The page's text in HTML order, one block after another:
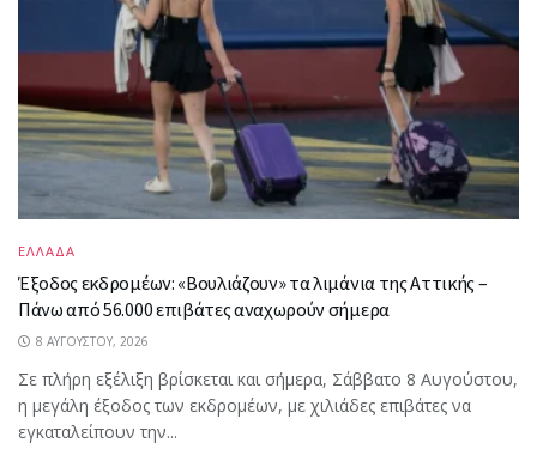
ΕΛΛΑΔΑ
Έξοδος εκδρομέων: «Βουλιάζουν» τα λιμάνια της Αττικής –
Πάνω από 56.000 επιβάτες αναχωρούν σήμερα
8 ΑΥΓΟΎΣΤΟΥ, 2026
Σε πλήρη εξέλιξη βρίσκεται και σήμερα, Σάββατο 8 Αυγούστου,
η μεγάλη έξοδος των εκδρομέων, με χιλιάδες επιβάτες να
εγκαταλείπουν την...